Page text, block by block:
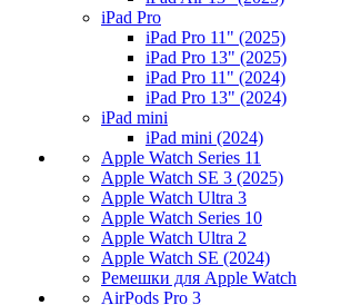
iPad Pro
iPad Pro 11" (2025)
iPad Pro 13" (2025)
iPad Pro 11" (2024)
iPad Pro 13" (2024)
iPad mini
iPad mini (2024)
Apple Watch Series 11
Apple Watch SE 3 (2025)
Apple Watch Ultra 3
Apple Watch Series 10
Apple Watch Ultra 2
Apple Watch SE (2024)
Ремешки для Apple Watch
AirPods Pro 3